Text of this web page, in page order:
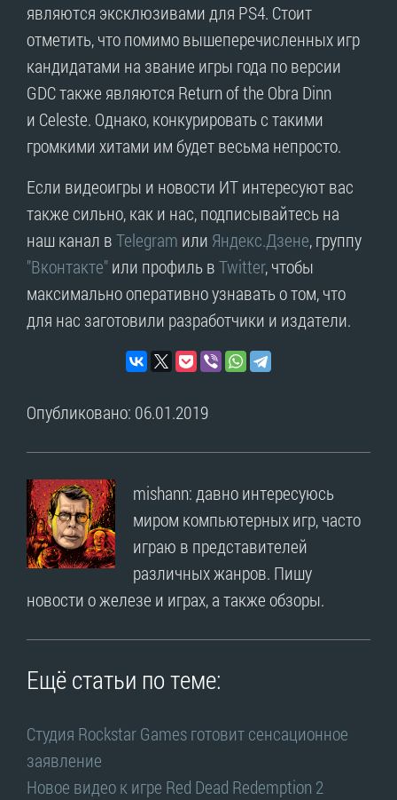
являются эксклюзивами для PS4. Стоит
отметить, что помимо вышеперечисленных игр
кандидатами на звание игры года по версии
GDC также являются Return of the Obra Dinn
и Celeste. Однако, конкурировать с такими
громкими хитами им будет весьма непросто.
Если видеоигры и новости ИТ интересуют вас
также сильно, как и нас, подписывайтесь на
наш канал вTelegram или Яндекс.Дзене, группу
"Вконтакте"или профиль вTwitter, чтобы
максимально оперативно узнавать о том, что
для нас заготовили разработчики и издатели.
Опубликовано: 06.01.2019
mishann: давно интересуюсь
миром компьютерных игр, часто
играю в представителей
различных жанров. Пишу
новости о железе и играх, а также обзоры.
Ещё статьи по теме:
Студия Rockstar Games готовит сенсационное
заявление
Новое видео к игре Red Dead Redemption 2